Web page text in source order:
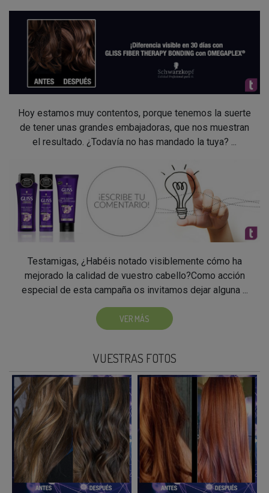
Hoy estamos muy contentos, porque tenemos la suerte
de tener unas grandes embajadoras, que nos muestran
el resultado. ¿Todavía no has mandado la tuya? ...
Testamigas, ¿Habéis notado visiblemente cómo ha
mejorado la calidad de vuestro cabello?Como acción
especial de esta campaña os invitamos dejar alguna ...
VER MÁS
VUESTRAS FOTOS